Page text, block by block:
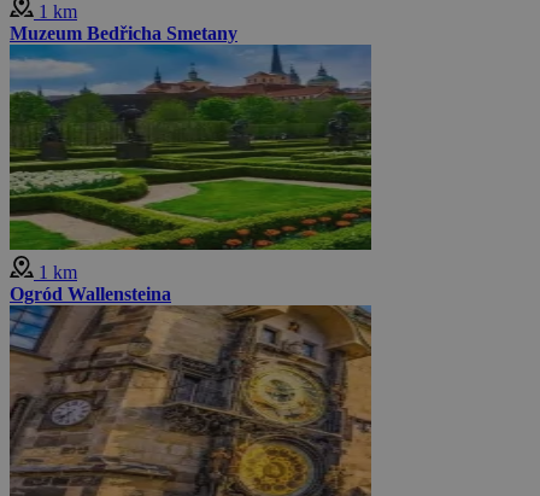
1 km
Muzeum Bedřicha Smetany
1 km
Ogród Wallensteina